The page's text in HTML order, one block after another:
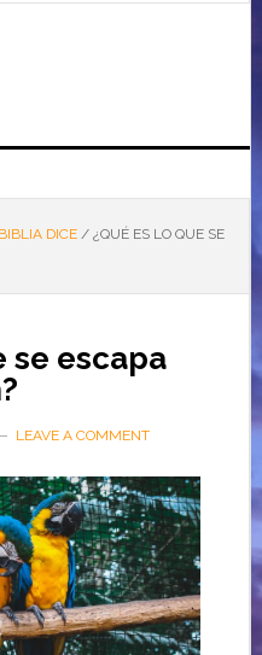
DICE /¿QUÉ ES LO QUE SE
se escapa
LEAVE A COMMENT